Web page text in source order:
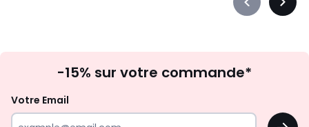
Précédent
à
newsletter
-15% sur votre commande*
Votre Email
OK